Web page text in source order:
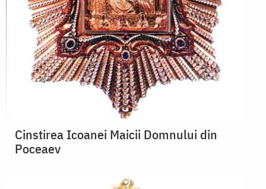
Cinstirea Icoanei Maicii Domnului din
Poceaev